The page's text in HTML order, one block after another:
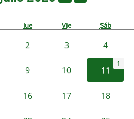
Jue Vie Sáb
2 3 4
9 10 11
1
16 17 18